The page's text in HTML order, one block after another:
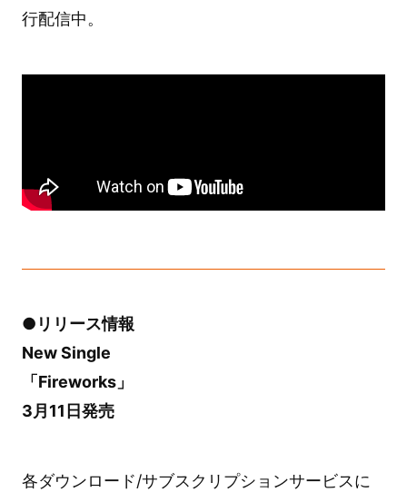
行配信中。
●リリース情報
New Single
「Fireworks」
3月11日発売
各ダウンロード/サブスクリプションサービスに